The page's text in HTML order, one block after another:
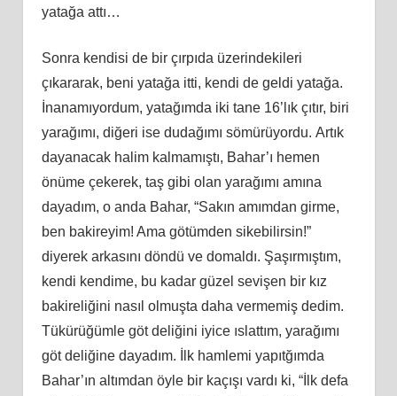
yatağa attı…
Sonra kendisi de bir çırpıda üzerindekileri
çıkararak, beni yatağa itti, kendi de geldi yatağa.
İnanamıyordum, yatağımda iki tane 16’lık çıtır, biri
yarağımı, diğeri ise dudağımı sömürüyordu. Artık
dayanacak halim kalmamıştı, Bahar’ı hemen
önüme çekerek, taş gibi olan yarağımı amına
dayadım, o anda Bahar, “Sakın amımdan girme,
ben bakireyim! Ama götümden sikebilirsin!”
diyerek arkasını döndü ve domaldı. Şaşırmıştım,
kendi kendime, bu kadar güzel sevişen bir kız
bakireliğini nasıl olmuşta daha vermemiş dedim.
Tükürüğümle göt deliğini iyice ıslattım, yarağımı
göt deliğinedayadım. İ lkhamlemi yapıtğımda
Bahar’ın altımdan öyle bir kaçışı vardı ki, “İlk defa